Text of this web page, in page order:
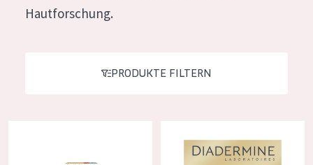
Hautforschung.
PRODUKTE FILTERN